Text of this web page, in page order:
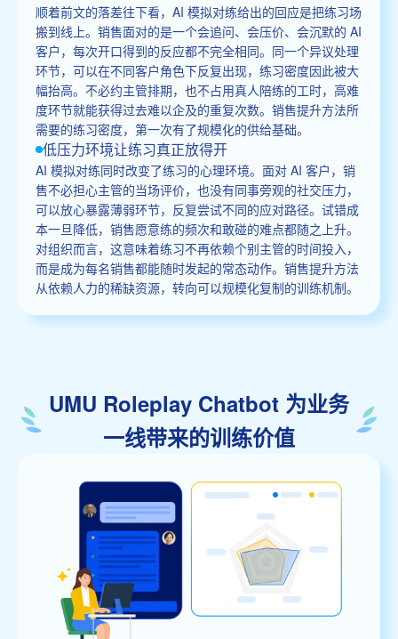
顺着前文的落差往下看，AI 模拟对练给出的回应是把练习场
搬到线上。销售面对的是一个会追问、会压价、会沉默的 AI
客户，每次开口得到的反应都不完全相同。同一个异议处理
环节，可以在不同客户角色下反复出现，练习密度因此被大
幅抬高。不必约主管排期，也不占用真人陪练的工时，高难
度环节就能获得过去难以企及的重复次数。销售提升方法所
需要的练习密度，第一次有了规模化的供给基础。
低压力环境让练习真正放得开
AI 模拟对练同时改变了练习的心理环境。面对 AI 客户，销
售不必担心主管的当场评价，也没有同事旁观的社交压力，
可以放心暴露薄弱环节，反复尝试不同的应对路径。试错成
本一旦降低，销售愿意练的频次和敢碰的难点都随之上升。
对组织而言，这意味着练习不再依赖个别主管的时间投入，
而是成为每名销售都能随时发起的常态动作。销售提升方法
从依赖人力的稀缺资源，转向可以规模化复制的训练机制。
UMU Roleplay Chatbot 为业务
一线带来的训练价值